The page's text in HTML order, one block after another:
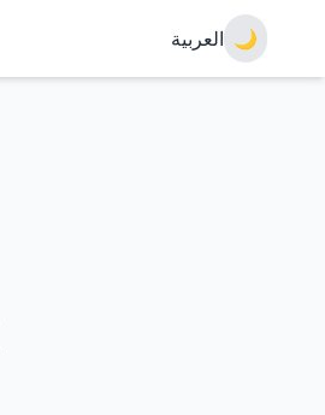
العربية 🌙